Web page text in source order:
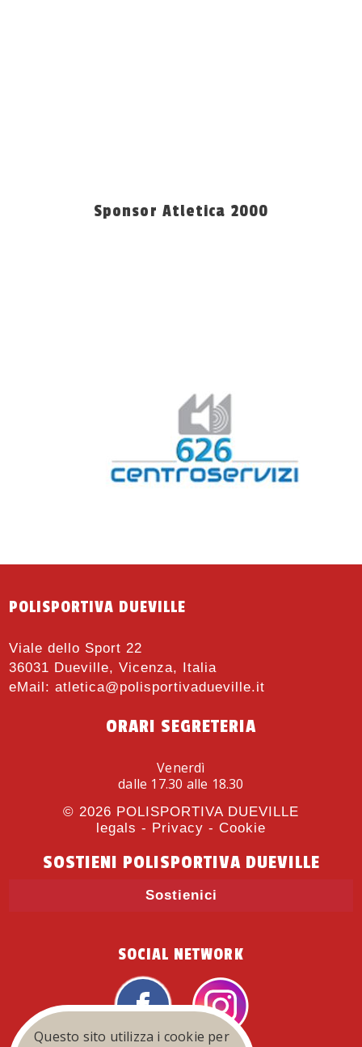
Sponsor Atletica 2000
POLISPORTIVA DUEVILLE
Viale dello Sport 22
36031 Dueville, Vicenza, Italia
eMail: atletica@polisportivadueville.it
ORARI SEGRETERIA
Venerdì
dalle 17.30 alle 18.30
© 2026 POLISPORTIVA DUEVILLE
legals - Privacy - Cookie
SOSTIENI POLISPORTIVA DUEVILLE
Sostienici
SOCIAL NETWORK
Questo sito utilizza i cookie per